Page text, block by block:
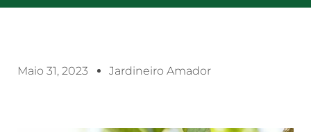
Maio 31, 2023 Jardineiro Amador